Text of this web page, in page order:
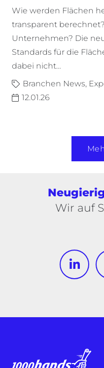
Wie werden Flächen
transparent
Unternehmen? Die
Standards für die
dabei nicht…
Branchen News,
12.01.26
Wir auf